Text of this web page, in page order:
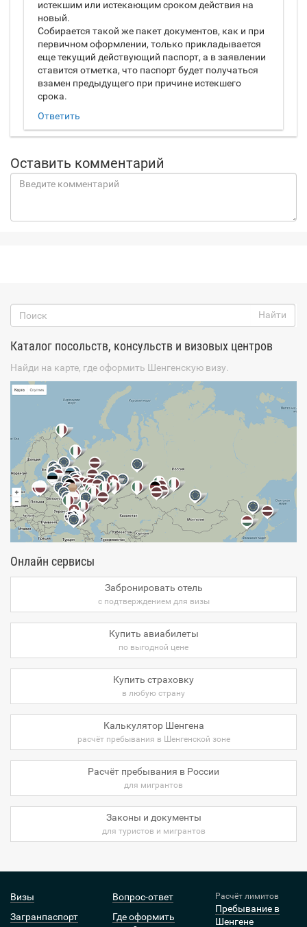
истекшим или истекающим сроком действия на
новый.
Собирается такой же пакет документов, как и при
первичном оформлении, только прикладывается
еще текущий действующий паспорт, а в заявлении
ставится отметка, что паспорт будет получаться
взамен предыдущего при причине истекшего
срока.
Ответить
Оставить комментарий
Каталог посольств, консульств и визовых центров
Найди на карте, где оформить Шенгенскую визу.
Онлайн сервисы
Забронировать отель
с подтверждением для визы
Купить авиабилеты
по выгодной цене
Купить страховку
в любую страну
Калькулятор Шенгена
расчёт пребывания в Шенгенской зоне
Расчёт пребывания в России
для мигрантов
Законы и документы
для туристов и мигрантов
Визы
Загранпаспорт
Вопрос-ответ
Где оформить
Расчёт лимитов
Пребывание в
Шенгене